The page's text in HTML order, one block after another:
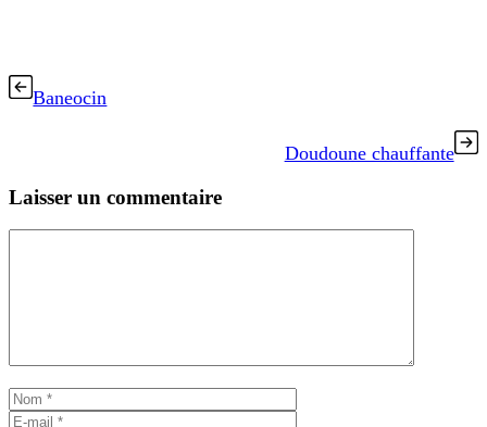
Baneocin
Doudoune chauffante
Laisser un commentaire
Nom
mail